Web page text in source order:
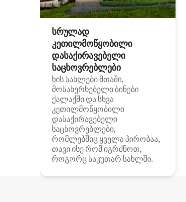
სრულად
კეთილმოწყობილი
დასაქირავებელი
საცხოვრებლები
ხის სახლები მთაში,
მოსახერხებელი ბინები
ქალაქში და სხვა
კეთილმოწყობილი
დასაქირავებელი
საცხოვრებლები,
რომლებშიც ყველა პირობაა,
თავი ისე რომ იგრძნოთ,
როგორც საკუთარ სახლში.